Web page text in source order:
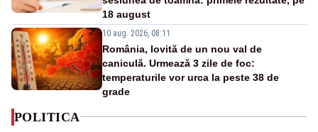
18 august
10 aug. 2026, 08:11
România, lovită de un nou val de
caniculă. Urmează 3 zile de foc:
temperaturile vor urca la peste 38 de
grade
POLITICA